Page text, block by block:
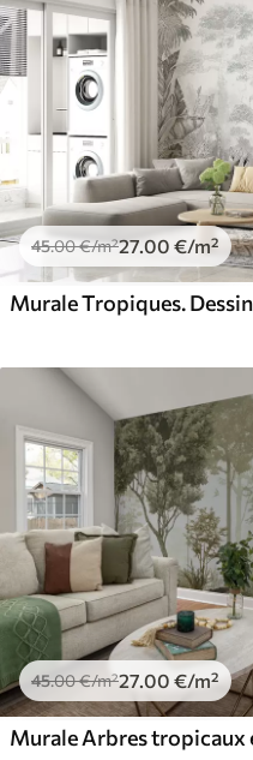
45.00€/m²27 .00 €/m²
Murale Tropiques.
45.00€/m²27.00 €/m²